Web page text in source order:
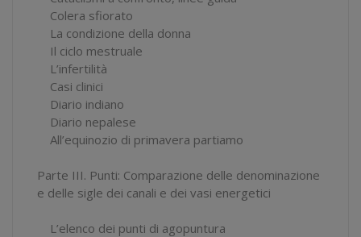
Colera sfiorato
La condizione della donna
Il ciclo mestruale
L’infertilità
Casi clinici
Diario indiano
Diario nepalese
All’equinozio di primavera partiamo
Parte III. Punti: Comparazione delle denominazione
e delle sigle dei canali e dei vasi energetici
L’elenco dei punti di agopuntura